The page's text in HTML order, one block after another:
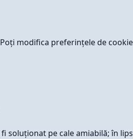
modifica preferințele de
soluționat pe cale amiabilă; în